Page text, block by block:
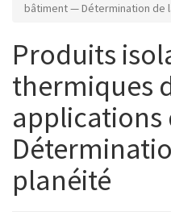
bâtiment — Détermination de
Produits
thermiques
planéité